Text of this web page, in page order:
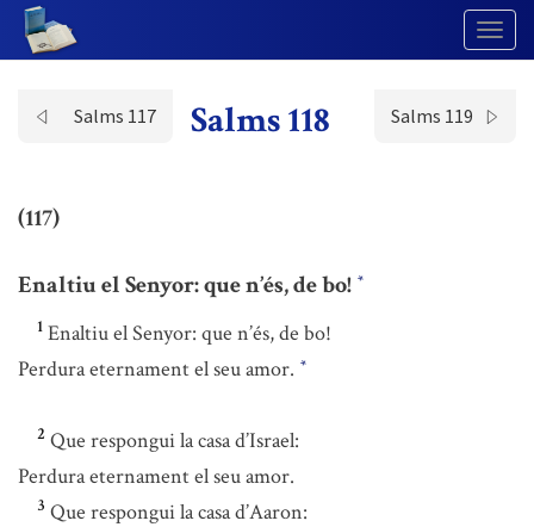
Salms 117 Salms 118 Salms 119
(117)
Enaltiu el Senyor: que n’és, de bo! *
1 Enaltiu el Senyor: que n’és, de bo!
Perdura eternament el seu amor. *
2 Que respongui la casa d’Israel:
Perdura eternament el seu amor.
3 Que respongui la casa d’Aaron: